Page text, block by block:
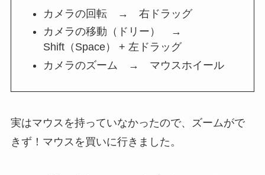
カメラの回転 → 右ドラッグ
カメラの移動（ドリー） →
Shift（Space） + 左ドラッグ
カメラのズーム → マウスホイール
実はマウスを持っていなかったので、ズームがで
きず！マウスを買いに行きました。